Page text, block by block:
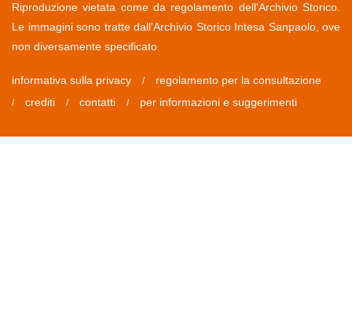
Riproduzione vietata come da regolamento dell'Archivio Storico.
Le immagini sono tratte dall'Archivio Storico Intesa Sanpaolo, ove
non diversamente specificato
informativa sulla privacy / regolamento per la consultazione
/ crediti / contatti / per informazioni e suggerimenti